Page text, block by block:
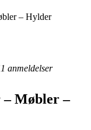
– Hylder
anmeldelser
– Møbler –